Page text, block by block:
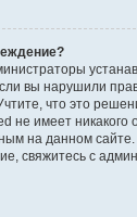
вы нарушили
что это
не имеет никакого
на данном сайте.
свяжитесь с